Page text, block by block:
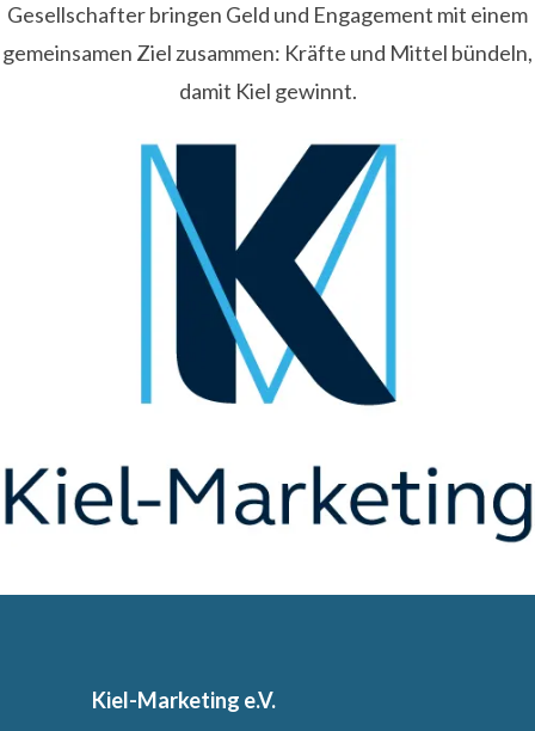
Gesellschafter bringen Geld und Engagement mit einem
gemeinsamen Ziel zusammen: Kräfte und Mittel bündeln,
damit Kiel gewinnt.
Kiel-Marketing e.V.